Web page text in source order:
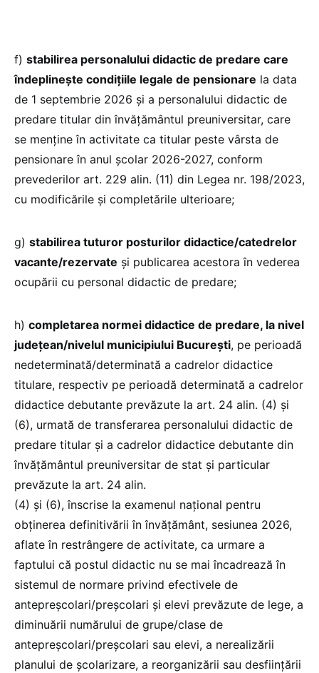
f) stabilirea personalului didactic de predare care
îndeplinește condiţiile legale de pensionare la data
de 1 septembrie 2026 şi a personalului didactic de
predare titular din învățământul preuniversitar, care
se menţine în activitate ca titular peste vârsta de
pensionare în anul şcolar 2026-2027, conform
prevederilor art. 229 alin. (11) din Legea nr. 198/2023,
cu modificările şi completările ulterioare;
g) stabilirea tuturor posturilor didactice/catedrelor
vacante/rezervate şi publicarea acestora în vederea
ocupării cu personal didactic de predare;
h) completarea normei didactice de predare, la nivel
județean/nivelul municipiului București, pe perioadă
nedeterminată/determinată a cadrelor didactice
titulare, respectiv pe perioadă determinată a cadrelor
didactice debutante prevăzute la art. 24 alin. (4) şi
(6), urmată de transferarea personalului didactic de
predare titular şi a cadrelor didactice debutante din
învățământul preuniversitar de stat și particular
prevăzute la art. 24 alin.
(4) şi (6), înscrise la examenul național pentru
obținerea definitivării în învățământ, sesiunea 2026,
aflate în restrângere de activitate, ca urmare a
faptului că postul didactic nu se mai încadrează în
sistemul de normare privind efectivele de
antepreşcolari/preşcolari şi elevi prevăzute de lege, a
diminuării numărului de grupe/clase de
antepreşcolari/preşcolari sau elevi, a nerealizării
planului de şcolarizare, a reorganizării sau desfiinţării